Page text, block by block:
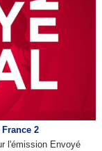
2
l'émission Envoyé